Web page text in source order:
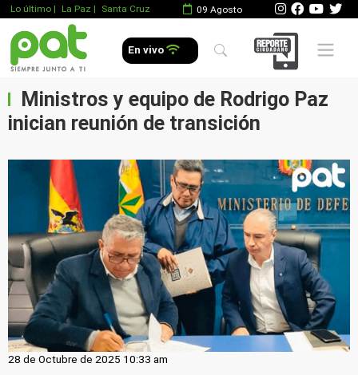
Lo último | La Paz | Santa Cruz 09 Agosto
En vivo Mobile
Ministros y equipo de Rodrigo Paz
inician reunión de transición
28 de Octubre de 2025 10:33 am